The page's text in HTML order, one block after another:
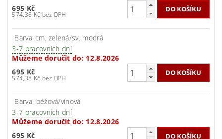
695 Kč
574,38 Kč bez DPH
Barva: tm. zelená/sv. modrá
3-7 pracovních dní
Můžeme doručit do: 12.8.2026
695 Kč
574,38 Kč bez DPH
Barva: béžová/vínová
3-7 pracovních dní
Můžeme doručit do: 12.8.2026
695 Kč